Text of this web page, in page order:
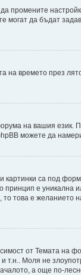
промените
да бъдат
времето през
на вашия
можете да
са под
е
това е желанието
от Темата на
Моля не
а още по-